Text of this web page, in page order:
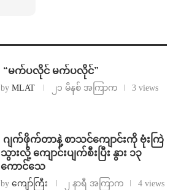
⁨ ⁨“မက်ပလိုင် မက်ပလိုင်”
by MLAT ၂၁ မိနစ် အကြာက 3 views
⁨⁩ ⁨ဂျက်ဖိုက်တာနဲ့ စာသင်ကျောင်းကို ဗုံးကြဲ
သွားလို့ ကျောင်းပျက်စီးပြီး နွား ၁၃
ကောင်သေ
by ကျော်ကြီး ၂ နာရီ အကြာက 4 views